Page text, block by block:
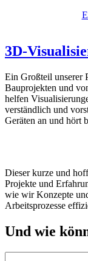
3D-
Ein Großteil unserer
Bauprojekten und
helfen
verständlich und
Geräten an und hört
Dieser kurze und
Projekte und
wie wir Konzepte
Arbeitsprozesse
Und wie